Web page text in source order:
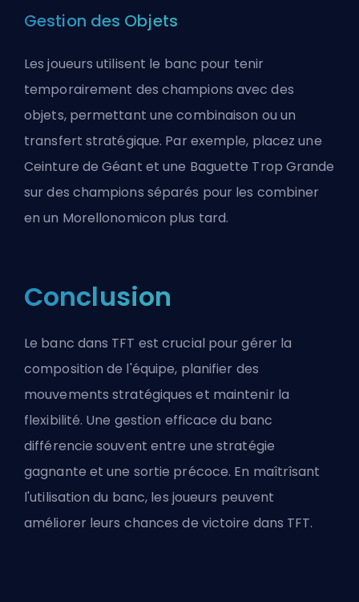
Gestion des Objets
Les joueurs utilisent le banc pour tenir
temporairement des champions avec des
objets, permettant une combinaison ou un
transfert stratégique. Par exemple, placez une
Ceinture de Géant et une Baguette Trop Grande
sur des champions séparés pour les combiner
en un Morellonomicon plus tard.
Conclusion
Le banc dans TFT est crucial pour gérer la
composition de l'équipe, planifier des
mouvements stratégiques et maintenir la
flexibilité. Une gestion efficace du banc
différencie souvent entre une stratégie
gagnante et une sortie précoce. En maîtrîsant
l'utilisation du banc, les joueurs peuvent
améliorer leurs chances de victoire dans TFT.